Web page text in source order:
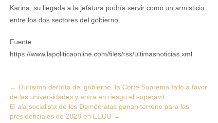
Karina, su llegada a la jefatura podría servir como un armisticio
entre los dos sectores del gobierno.
Fuente:
https://www.lapoliticaonline.com/files/rss/ultimasnoticias.xml
Post
navigation
← Durísima derrota del gobierno, la Corte Suprema falló a favor
de las universidades y entra en riesgo el superávit
El ala socialista de los Demócratas ganan terreno para las
presidenciales de 2028 en EEUU →